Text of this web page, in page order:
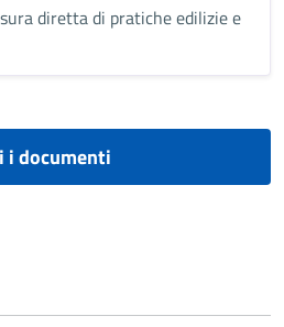
diretta di pratiche edilizie e
i documenti